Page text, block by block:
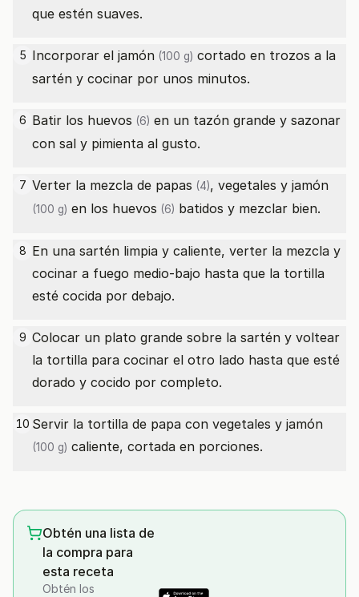
que estén suaves.
5 Incorporar el jamón (100 g) cortado en trozos a la
sartén y cocinar por unos minutos.
6 Batir los huevos (6) en un tazón grande y sazonar
con sal y pimienta al gusto.
7 Verter la mezcla de papas (4), vegetales y jamón
(100 g) en los huevos (6) batidos y mezclar bien.
8 En una sartén limpia y caliente, verter la mezcla y
cocinar a fuego medio-bajo hasta que la tortilla
esté cocida por debajo.
9 Colocar un plato grande sobre la sartén y voltear
la tortilla para cocinar el otro lado hasta que esté
dorado y cocido por completo.
10 Servir la tortilla de papa con vegetales y jamón
(100 g) caliente, cortada en porciones.
Obtén una lista de
la compra para
esta receta
Obtén los